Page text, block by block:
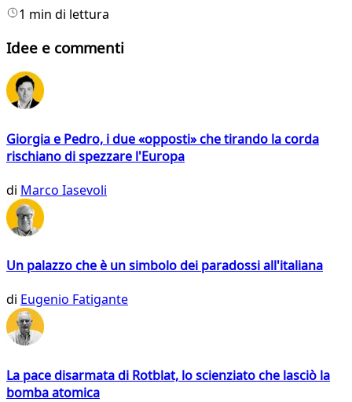
1 min di lettura
Idee e commenti
Giorgia e Pedro, i due «opposti» che tirando la corda
rischiano di spezzare l'Europa
di Marco Iasevoli
Un palazzo che è un simbolo dei paradossi all'italiana
di Eugenio Fatigante
La pace disarmata di Rotblat, lo scienziato che lasciò la
bomba atomica